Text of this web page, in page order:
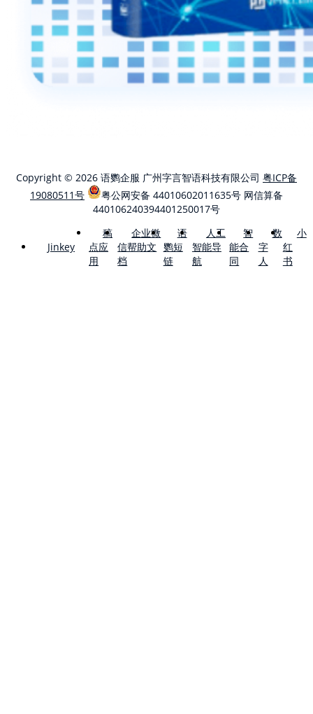
Copyright © 2026 语鹦企服 广州字言智语科技有限公司 粤ICP备
19080511号
粤公网安备 44010602011635号 网信算备
440106240394401250017号
Jinkey
稿
点应
用
企业微
信帮助文
档
语
鹦短
链
人工
智能导
航
智
能合
同
数
字
人
小
红
书